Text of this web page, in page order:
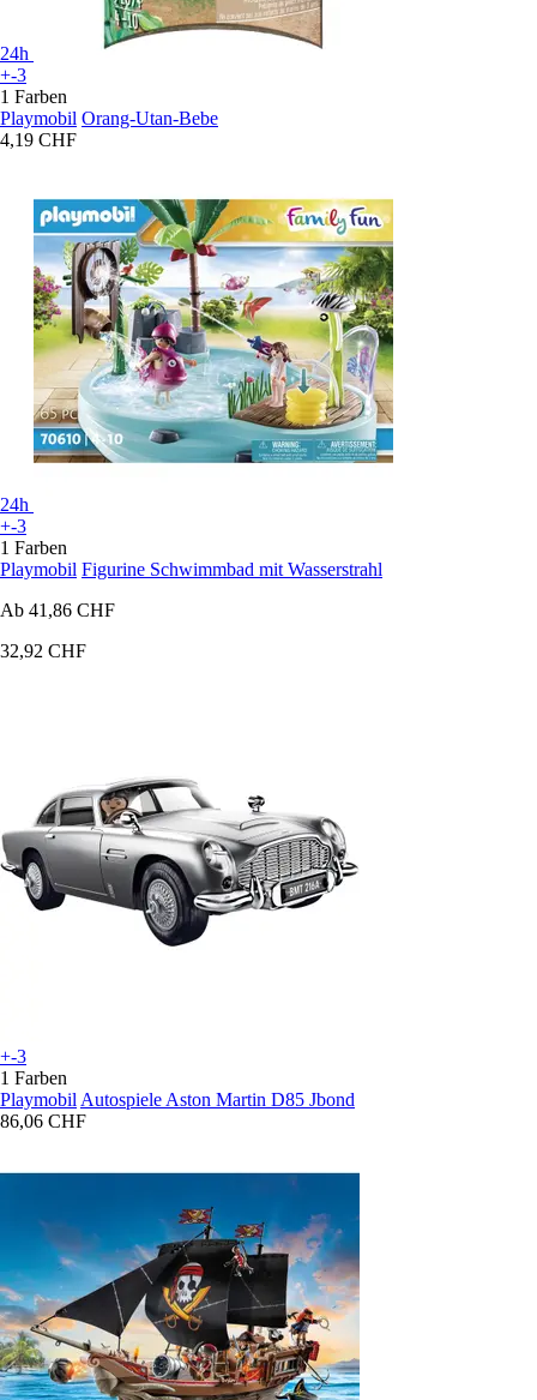
24h
+-3
1 Farben
Playmobil Orang-Utan-Bebe
4,19 CHF
24h
+-3
1 Farben
Playmobil Figurine Schwimmbad mit Wasserstrahl
Ab 41,86 CHF
32,92 CHF
+-3
1 Farben
Playmobil Autospiele Aston Martin D85 Jbond
86,06 CHF